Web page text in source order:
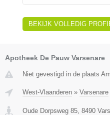
BEKIJK VOLLEDIG
Apotheek De Pauw Varsenare
Niet gevestigd in de plaats
West-Vlaanderen » Varsenare
Oude Dorpsweg 85 8490